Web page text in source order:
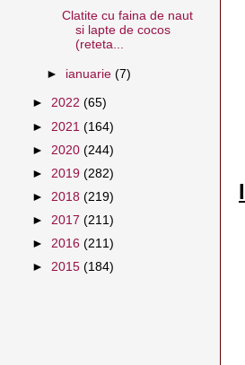
Clatite cu faina de naut
si lapte de cocos
(reteta...
► ianuarie(7)
► 2022 (65)
► 2021 (164)
► 2020 (244)
► 2019 (282)
► 2018 (219)
► 2017 (211)
► 2016 (211)
► 2015 (184)